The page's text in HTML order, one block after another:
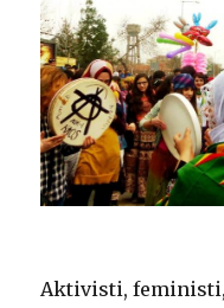
Aktivisti,